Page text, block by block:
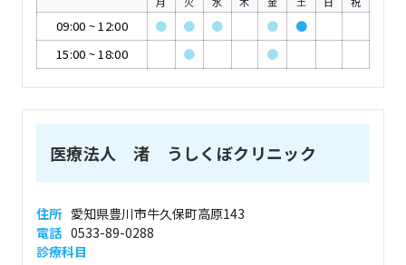
09:00 ~12:00 ● ● ● ●
●
15:00 ~18:00 ● ●
医療法人 渚 うしくぼクリニック
住所 愛知県豊川市牛久保町高原143
電話 0533-89-0288
診療科目